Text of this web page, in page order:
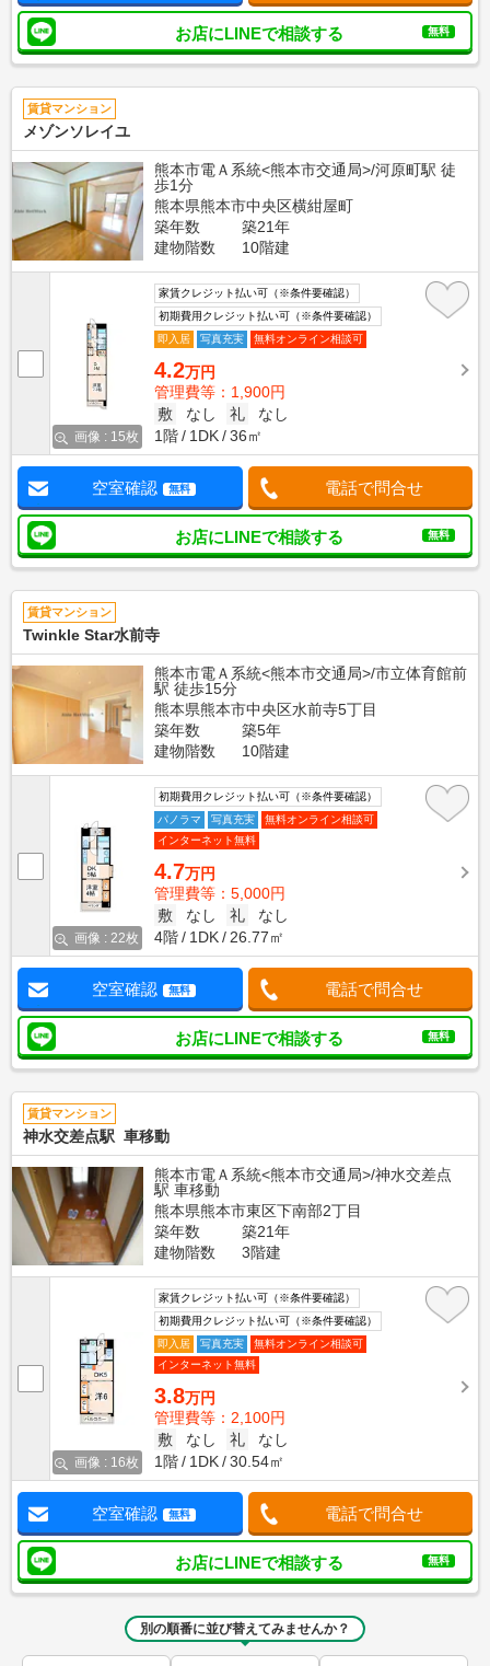
お店にLINEで相談する 無料
賃貸マンション
メゾンソレイユ
熊本市電Ａ系統<熊本市交通局>/河原町駅 徒
歩1分
熊本県熊本市中央区横紺屋町
築年数
築21年
建物階数
10階建
画像 : 15枚
家賃クレジット払い可（※条件要確認）
初期費用クレジット払い可（※条件要確認）
即入居
写真充実 無料オンライン相談可
4.2万円
管理費等：1,900円
敷
なし 礼
なし
1階
1DK 36㎡
空室確認 無料 電話で問合せ
お店にLINEで相談する 無料
賃貸マンション
Twinkle Star水前寺
熊本市電Ａ系統<熊本市交通局>/市立体育館前
駅 徒歩15分
熊本県熊本市中央区水前寺5丁目
築年数
築5年
建物階数
10階建
画像 : 22枚
初期費用クレジット払い可（※条件要確認）
パノラマ
写真充実
無料オンライン相談可
インターネット無料
4.7万円
管理費等：5,000円
敷
なし 礼
なし
4階
1DK 26.77㎡
空室確認 無料 電話で問合せ
お店にLINEで相談する 無料
賃貸マンション
神水交差点駅 車移動
熊本市電Ａ系統<熊本市交通局>/神水交差点
駅 車移動
熊本県熊本市東区下南部2丁目
築年数
築21年
建物階数
3階建
画像 : 16枚
家賃クレジット払い可（※条件要確認）
初期費用クレジット払い可（※条件要確認）
即入居
写真充実
無料オンライン相談可
インターネット無料
3.8万円
管理費等：2,100円
敷
なし 礼
なし
1階
1DK 30.54㎡
空室確認 無料 電話で問合せ
お店にLINEで相談する 無料
別の順番に並び替えてみませんか？